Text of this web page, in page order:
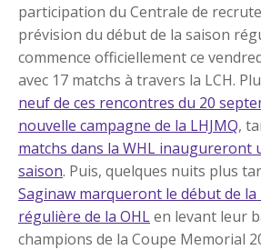
participation du Centrale de
prévision du début de la saison
commence officiellement ce
avec 17 matchs à travers la LCH.
neuf de ces rencontres du 20
nouvelle campagne de la LHJMQ,
matchs dans la WHL inaugureront
saison. Puis, quelques nuits plus
Saginaw marqueront le début de
régulière de la OHLen levant leur
champions de la Coupe Memorial